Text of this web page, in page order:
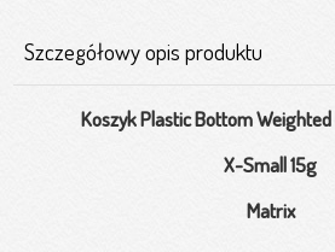
Szczegółowy opis produktu
Koszyk Plastic Bottom Weighted
X-Small 15g
Matrix